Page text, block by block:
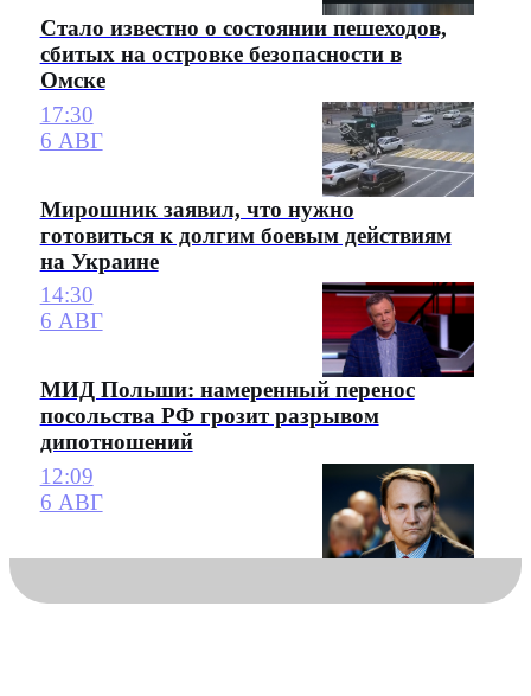
Стало известно о состоянии пешеходов,
сбитых на островке безопасности в
Омске
17:30
6 АВГ
Мирошник заявил, что нужно
готовиться к долгим боевым действиям
на Украине
14:30
6 АВГ
МИД Польши: намеренный перенос
посольства РФ грозит разрывом
дипотношений
12:09
6 АВГ